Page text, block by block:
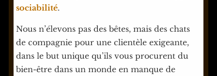
sociabilité.
Nous n’élevons pas des bêtes, mais des chats
de compagnie pour une clientèle exigeante,
dans le but unique qu’ils vous procurent du
bien-être dans un monde en manque de